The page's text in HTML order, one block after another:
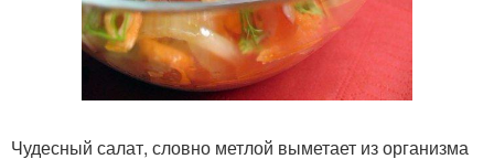
Чудесный салат, словно метлой выметает из организма